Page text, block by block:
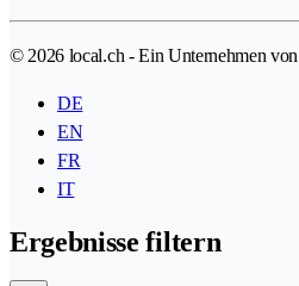
© 2026 local.ch - Ein Unternehmen von
DE
EN
FR
IT
Ergebnisse filtern